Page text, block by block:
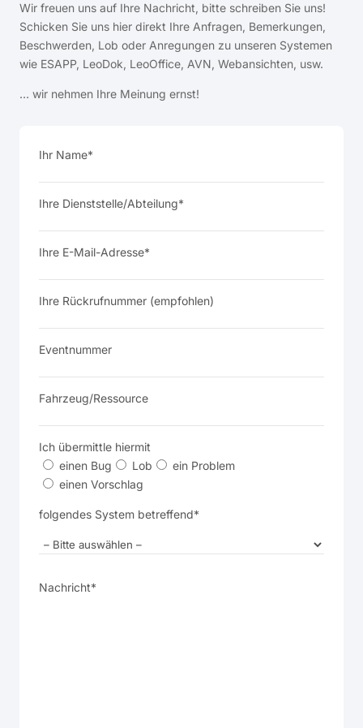
Wir freuen uns auf Ihre Nachricht, bitte schreiben Sie uns!
Schicken Sie uns hier direkt Ihre Anfragen, Bemerkungen,
Beschwerden, Lob oder Anregungen zu unseren Systemen
wie ESAPP, LeoDok, LeoOffice, AVN, Webansichten, usw.
… wir nehmen Ihre Meinung ernst!
Ihr Name*
Ihre Dienststelle/Abteilung*
Ihre E-Mail-Adresse*
Ihre Rückrufnummer (empfohlen)
Eventnummer
Fahrzeug/Ressource
Ich übermittle hiermit
einen Bug
Lob
ein Problem
einen Vorschlag
folgendes System betreffend*
Nachricht*